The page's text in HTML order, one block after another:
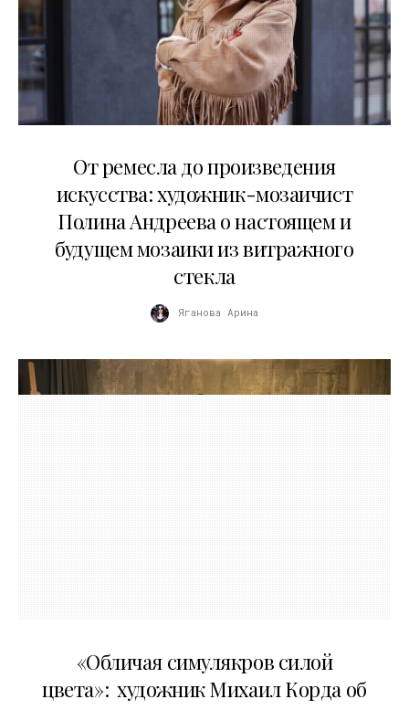
От ремесла до произведения
искусства: художник-мозаичист
Полина Андреева о настоящем и
будущем мозаики из витражного
стекла
Яганова Арина
«Обличая симулякров силой
цвета»: художник Михаил Корда об